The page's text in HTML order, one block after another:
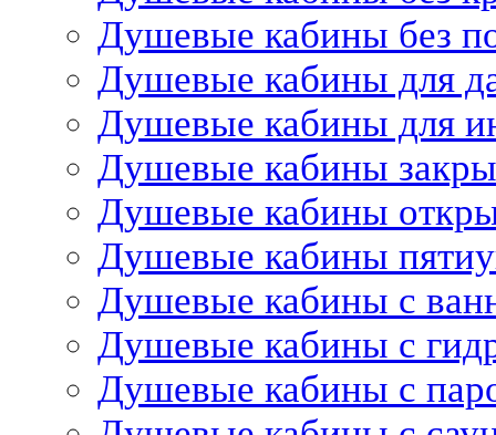
Душевые кабины без
Душевые кабины для
Душевые кабины для
Душевые кабины
Душевые кабины
Душевые кабины
Душевые кабины с
Душевые кабины с
Душевые кабины с